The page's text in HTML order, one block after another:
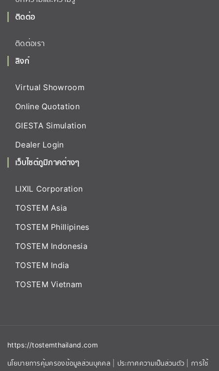
ติดต่อ
ติดต่อเรา
ลิงก์
Virtual Showroom
Online Quotation
GIESTA Simulation
Dealer Login
เว็บไซต์ภูมิภาคต่างๆ
LIXIL Corporation
TOSTEM Asia
TOSTEM Phillipines
TOSTEM Indonesia
TOSTEM India
TOSTEM Vietnam
https://tostemthailand.com
นโยบายการคุ้มครองข้อมูลส่วนบุคคล ประกาศความเป็นส่วนตัว การใช้